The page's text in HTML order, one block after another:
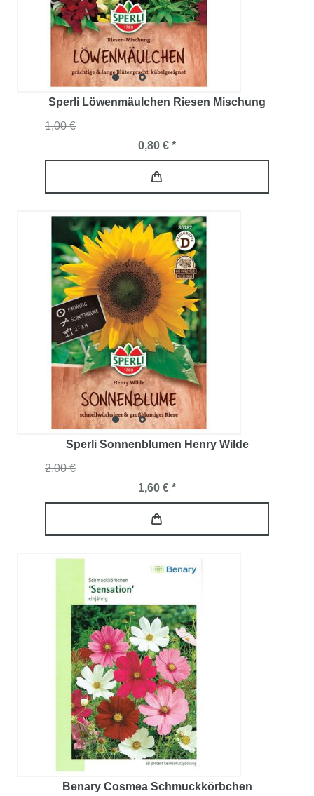
Sperli Löwenmäulchen Riesen Mischung
1,00 €
0,80 € *
Sperli Sonnenblumen Henry Wilde
2,00 €
1,60 € *
Benary Cosmea Schmuckkörbchen